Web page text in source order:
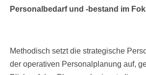
Personalbedarf und -bestand im
Methodisch setzt die strategische
der operativen Personalplanung auf,